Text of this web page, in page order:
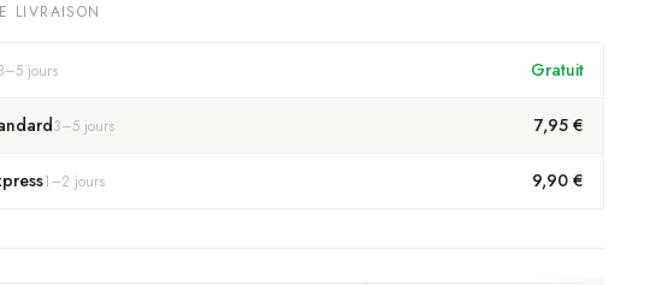
LIVRAISON
–5 jours Gratuit
3–5 jours 7,95 €
1–2 jours 9,90 €